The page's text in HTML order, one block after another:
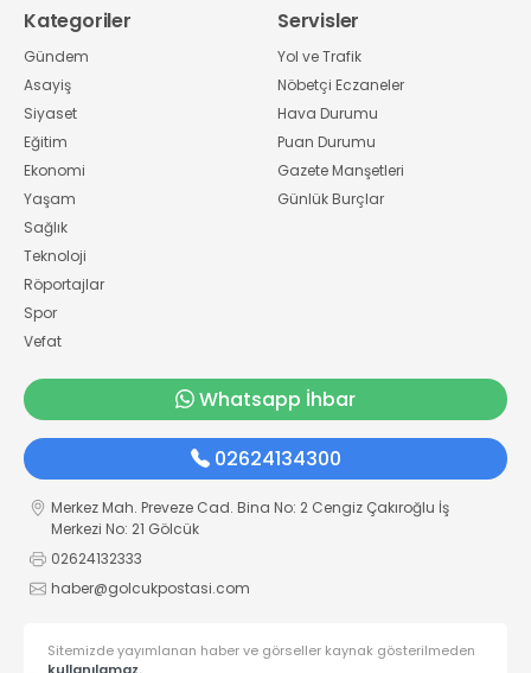
Kategoriler
Gündem
Asayiş
Siyaset
Eğitim
Ekonomi
Yaşam
Sağlık
Teknoloji
Röportajlar
Spor
Vefat
Servisler
Yol ve Trafik
Nöbetçi Eczaneler
Hava Durumu
Puan Durumu
Gazete Manşetleri
Günlük Burçlar
Whatsapp İhbar
02624134300
Merkez Mah. Preveze Cad. Bina No: 2 Cengiz Çakıroğlu İş
Merkezi No: 21 Gölcük
02624132333
haber@golcukpostasi.com
Sitemizde yayımlanan haber ve görseller kaynak gösterilmeden